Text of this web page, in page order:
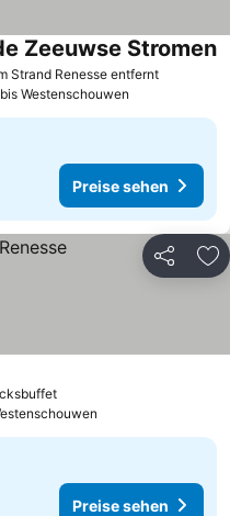
Strand Renesse entfernt
Zeeuwse Stromen
Westenschouwen
Preise sehen
Teilen
Preise sehen